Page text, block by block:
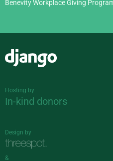
Benevity Workplace Giving
Hosting by
In-kind donors
Design by
&